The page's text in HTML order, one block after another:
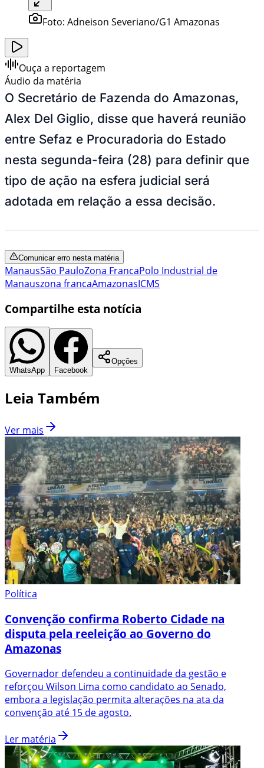
Foto: Adneison Severiano/G1 Amazonas
Ouça a reportagem
Áudio da matéria
O Secretário de Fazenda do Amazonas,
Alex Del Giglio, disse que haverá reunião
entre Sefaz e Procuradoria do Estado
nesta segunda-feira (28) para definir que
tipo de ação na esfera judicial será
adotada em relação a essa decisão.
Comunicar erro nesta matéria
ManausSão PauloZona FrancaPolo Industrial de
Manauszona francaAmazonasICMS
Compartilhe esta notícia
WhatsApp Facebook
Opções
Leia Também
Ver mais
Política
Convenção confirma Roberto Cidade na
disputa pela reeleição ao Governo do
Amazonas
Governador defendeu a continuidade da gestão e
reforçou Wilson Lima como candidato ao Senado,
embora a legislação permita alterações na ata da
convenção até 15 de agosto.
Ler matéria